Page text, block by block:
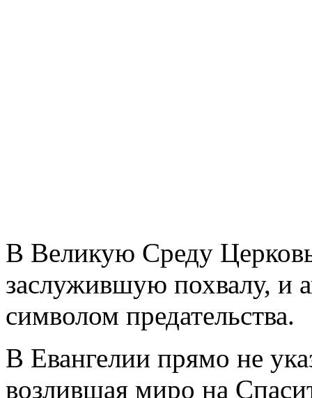
В Великую Среду
заслужившую похвалу, и
символом предательства.
В Евангелии прямо не
возлившая миро на